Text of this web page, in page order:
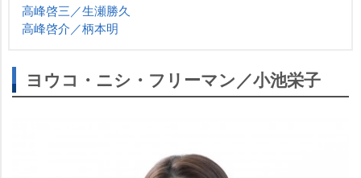
高峰啓三／生瀬勝久
高峰啓介／柄本明
ヨウコ・ニシ・フリーマン／小池栄子